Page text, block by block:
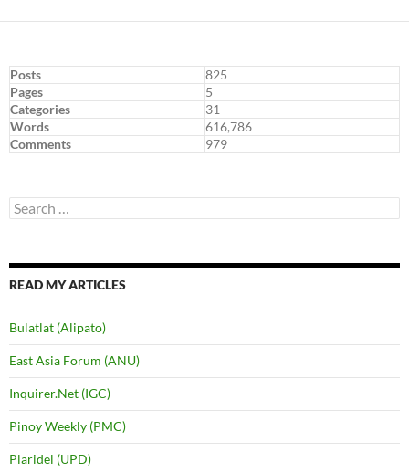
Posts
825
Pages
5
Categories
31
Words
616,786
Comments
979
Search
for:
READ MY ARTICLES
Bulatlat (Alipato)
East Asia Forum (ANU)
Inquirer.Net (IGC)
Pinoy Weekly (PMC)
Plaridel (UPD)